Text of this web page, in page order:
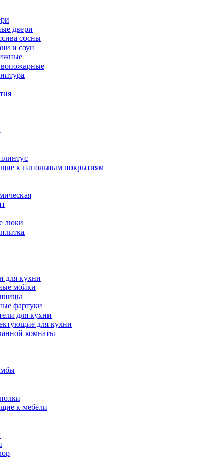
двери
сосны
и саун
к напольным покрытиям
люки
для кухни
мойки
фартуки
для кухни
для кухни
комнаты
к мебели